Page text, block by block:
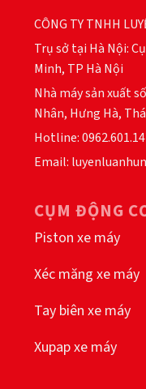
CÔNG TY TNHH
Trụ sở tại Hà Nội:
Minh, TP Hà Nội
Nhà máy sản xuất
Nhân, Hưng Hà,
Hotline:
Email:
CỤM ĐỘNG
Piston xe máy
Xéc măng xe máy
Tay biên xe máy
Xupap xe máy